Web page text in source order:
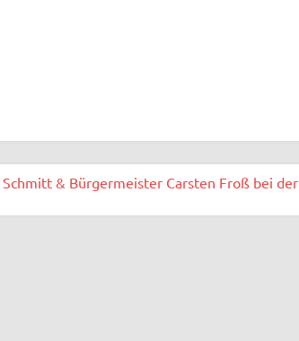
& Bürgermeister Carsten Froß bei der